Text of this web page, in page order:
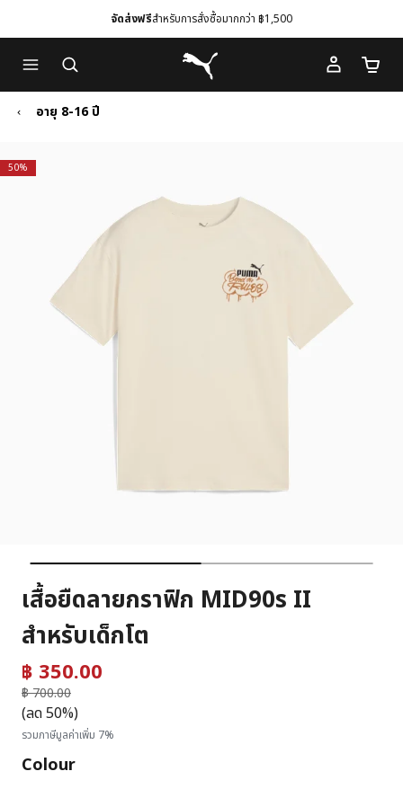
to
Main
content
to
Footer
Content
จัดส่งฟรีสำหรับการสั่งซื้อมากกว่า ฿1,500
Puma โฮม
จำนว
อายุ 8-16 ปี
50%
เสื้อยืดลายกราฟิก MID90s II
สำหรับเด็กโต
฿ 350.00
฿ 700.00
ถึง
(ลด 50%)
รวมภาษีมูลค่าเพิ่ม 7%
Colour